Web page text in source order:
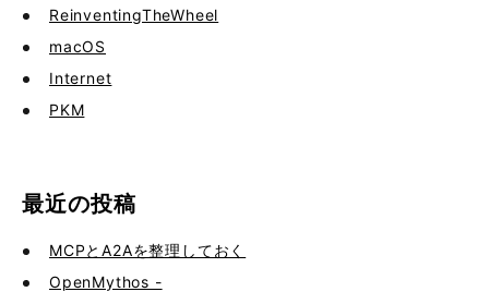
ReinventingTheWheel
macOS
Internet
PKM
最近の投稿
MCPとA2Aを整理しておく
OpenMythos -